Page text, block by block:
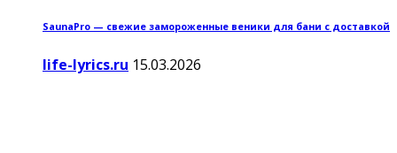
SaunaPro — свежие замороженные веники для бани с доставкой
life-lyrics.ru 15.03.2026